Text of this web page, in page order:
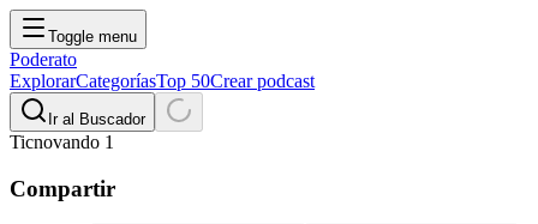
Toggle menu
Poderato
ExplorarCategoríasTop 50Crear podcast
Ir al Buscador
Ticnovando 1
Compartir